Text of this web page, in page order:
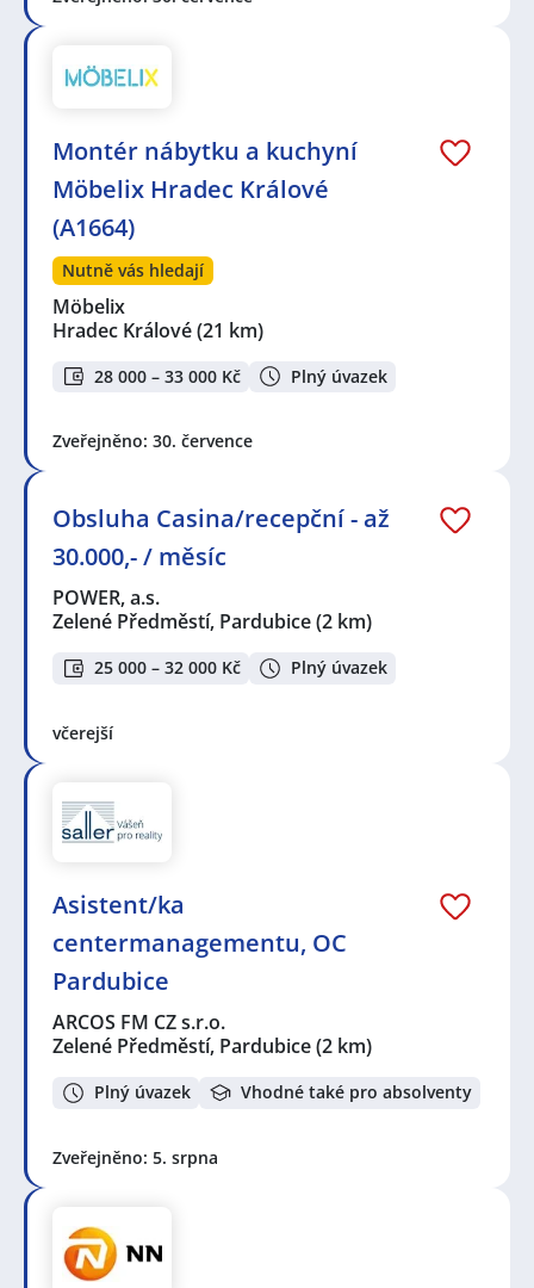
Montér nábytku a kuchyní
Möbelix Hradec Králové
(A1664)
Nutně vás hledají
Möbelix
Hradec Králové(21 km)
28 000 – 33 000 Kč Plný úvazek
Zveřejněno: 30. července
Obsluha Casina/recepční - až
30.000,- / měsíc
POWER, a.s.
Zelené Předměstí, Pardubice(2 km)
25 000 – 32 000 Kč Plný úvazek
včerejší
Asistent/ka
centermanagementu, OC
Pardubice
ARCOS FM CZ s.r.o.
Zelené Předměstí, Pardubice(2 km)
Plný úvazek Vhodné také pro absolventy
Zveřejněno: 5. srpna